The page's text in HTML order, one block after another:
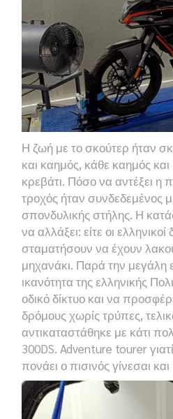
Η ζωή με το σκούτερ ήταν
και καημός, κάθε καημός
κρεβάτι. Πόσο να αντέξει η
τροχός ήταν συνδεδεμένος
σπονδυλικής στήλης. Η
να αλλάξει: είτε οι
σταματήσουν να έχουν
μηχανάκι. Παρά την μεγάλη
ικανότητα της ελληνικής
οδικό δίκτυο και να
δρόμους χωρίς τρύπες,
αντικαταστάθηκε με κάτι
300DS. Adventure tourer
πονάει ο πισινός γίνεσαι